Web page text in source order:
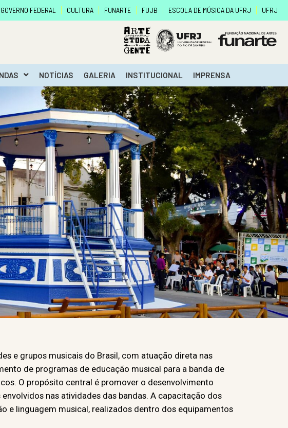
GOVERNO FEDERAL CULTURA FUNARTE FUJB ESCOLA DE MÚSICA DA UFRJ UFRJ
NOTÍCIAS GALERIA INSTITUCIONAL IMPRENSA
e grupos musicais do Brasil, com atuação direta nas
de programas de educação musical para a banda de
O propósito central é promover o desenvolvimento
nas atividades das bandas. A capacitação dos
e linguagem musical, realizados dentro dos equipamentos